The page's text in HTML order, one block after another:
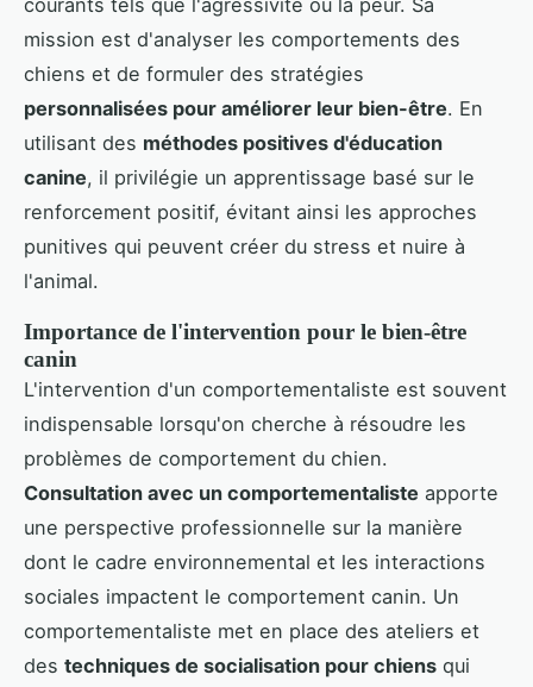
courants tels que l'agressivité ou la peur. Sa
mission est d'analyser les comportements des
chiens et de formuler des stratégies
personnalisées pour améliorer leur bien-être. En
utilisant des méthodes positives d'éducation
canine, il privilégie un apprentissage basé sur le
renforcement positif, évitant ainsi les approches
punitives qui peuvent créer du stress et nuire à
l'animal.
Importance de l'intervention pour le bien-être
canin
L'intervention d'un comportementaliste est souvent
indispensable lorsqu'on cherche à résoudre les
problèmes de comportement du chien.
Consultation avec un comportementaliste apporte
une perspective professionnelle sur la manière
dont le cadre environnemental et les interactions
sociales impactent le comportement canin. Un
comportementaliste met en place des ateliers et
des techniques de socialisation pour chiens qui